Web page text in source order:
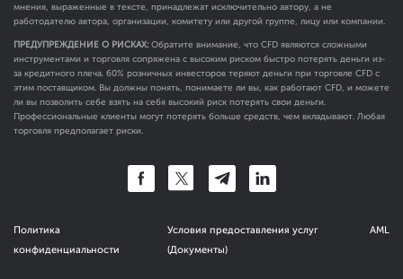
мнения, выраженные в тексте, принадлежат исключительно автору, а не
работодателю автора, организации, комитету или другой группе, лицу или компании.
ПРЕДУПРЕЖДЕНИЕ О РИСКАХ: Обратите внимание, что CFD являются сложными
инструментами и торговля сопряжена с высоким риском быстро потерять деньги из-
за кредитного плеча. 60% розничных инвесторов теряют деньги при торговле CFD с
этим поставщиком. Вы должны понять, понимаете ли вы, как работают CFD, и можете
ли вы позволить себе взять на себя высокий риск потерять свои деньги.
Профессиональные клиенты могут потерять больше средств, чем вкладывают. Любая
торговля предполагает риски.
Политика
конфиденциальности
Условия предоставления услуг
(Документы)
AML